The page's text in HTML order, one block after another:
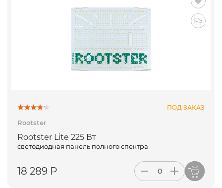
ПОД ЗАКАЗ
Rootster
Rootster Lite 225 Вт
светодиодная панель полного спектра
18 289 Р